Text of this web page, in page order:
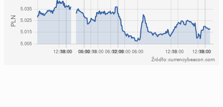
Źródło: currencybeacon.com